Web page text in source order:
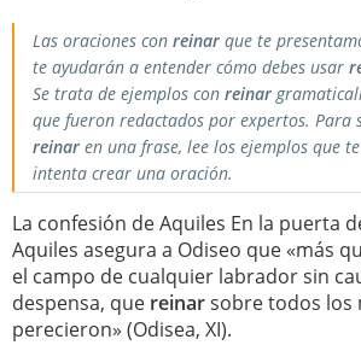
Las oraciones con reinar que te
te ayudarán a entender cómo debes usar
Se trata de ejemplos con reinar
que fueron redactados por expertos. Para
reinar en una frase, lee los ejemplos que
intenta crear una oración.
La confesión de Aquiles En la puerta
Aquiles asegura a Odiseo que «más
el campo de cualquier labrador sin
despensa, que reinarsobre todos los
perecieron» (Odisea, XI).